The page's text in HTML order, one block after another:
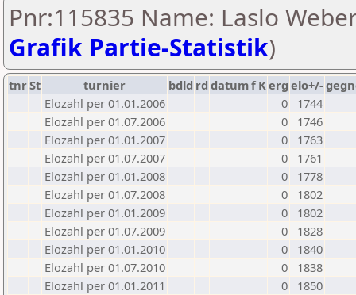
Pnr:115835 Name: Laslo
Grafik Partie-Statistik)
tnrSt turnier bdld rd datumf Kerg elo+/-
Elozahl per 01.01.2006
0
1744
Elozahl per 01.07.2006
0
1746
Elozahl per 01.01.2007
0
1763
Elozahl per 01.07.2007
0
1761
Elozahl per 01.01.2008
0
1778
Elozahl per 01.07.2008
0
1802
Elozahl per 01.01.2009
0
1802
Elozahl per 01.07.2009
0
1828
Elozahl per 01.01.2010
0
1840
Elozahl per 01.07.2010
0
1838
Elozahl per 01.01.2011
0
1850